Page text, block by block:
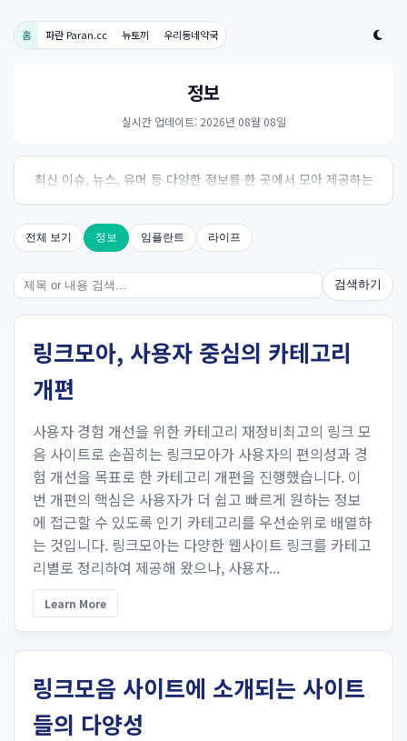
홈 파란 Paran.cc 뉴토끼 우리동네약국
정보
실시간 업데이트: 2026년 08월 08일
최신 이슈, 뉴스, 유머 등 다양한 정보를 한 곳에서 모아 제공하는
사이트입니다. 오늘의 핫이슈를 한눈에 살펴보세요.
전체 보기 정보 임플란트 라이프
검색하기
링크모아, 사용자 중심의 카테고리
개편
사용자 경험 개선을 위한 카테고리 재정비최고의 링크 모
음 사이트로 손꼽히는 링크모아가 사용자의 편의성과 경
험 개선을 목표로 한 카테고리 개편을 진행했습니다. 이
번 개편의 핵심은 사용자가 더 쉽고 빠르게 원하는 정보
에 접근할 수 있도록 인기 카테고리를 우선순위로 배열하
는 것입니다. 링크모아는 다양한 웹사이트 링크를 카테고
리별로 정리하여 제공해 왔으나, 사용자...
Learn More
링크모음 사이트에 소개되는 사이트
들의 다양성